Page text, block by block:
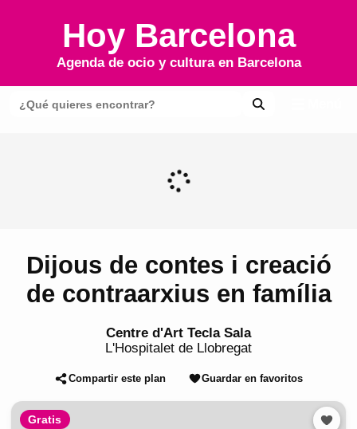
Hoy Barcelona
Agenda de ocio y cultura en Barcelona
Dijous de contes i creació
de contraarxius en família
Centre d'Art Tecla Sala
L'Hospitalet de Llobregat
Compartir este plan Guardar en favoritos
Gratis